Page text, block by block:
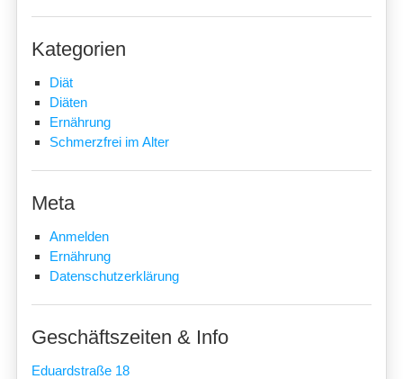
Kategorien
Diät
Diäten
Ernährung
Schmerzfrei im Alter
Meta
Anmelden
Ernährung
Datenschutzerklärung
Geschäftszeiten & Info
Eduardstraße 18